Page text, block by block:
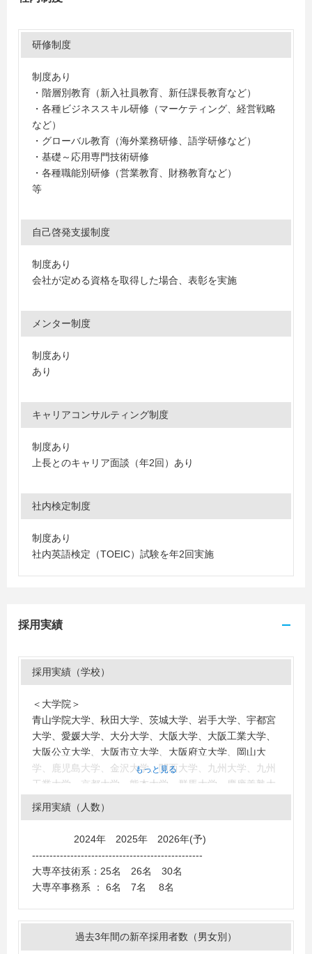
研修制度
制度あり
・階層別教育（新入社員教育、新任課長教育など）
・各種ビジネススキル研修（マーケティング、経営戦略
など）
・グローバル教育（海外業務研修、語学研修など）
・基礎～応用専門技術研修
・各種職能別研修（営業教育、財務教育など）
等
自己啓発支援制度
制度あり
会社が定める資格を取得した場合、表彰を実施
メンター制度
制度あり
あり
キャリアコンサルティング制度
制度あり
上長とのキャリア面談（年2回）あり
社内検定制度
制度あり
社内英語検定（TOEIC）試験を年2回実施
採用実績
採用実績（学校）
＜大学院＞
青山学院大学、秋田大学、茨城大学、岩手大学、宇都宮
大学、愛媛大学、大分大学、大阪大学、大阪工業大学、
大阪公立大学、大阪市立大学、大阪府立大学、岡山大
学、鹿児島大学、金沢大学、関西大学、九州大学、九州
工業大学、京都大学、熊本大学、群馬大学、慶應義塾大
学、工学院大学、高知工科大学、神戸大学、埼玉大学、
静岡大学、芝浦工業大学、上智大学、信州大学、成蹊大
央大学、筑波大学、電気通信大学、東海大学、東京大
学、東京海洋大学、東京工業大学、東京電機大学、東京
都市大学、東京都立大学、東京理科大学、同志社大学、
岡技術科学大学、長崎大学、名古屋大学、名古屋工業大
学、広島工業大学、福岡大学、法政大学、北海道大学、
もっと見る
採用実績（人数）
2024年 2025年 2026年(予)
-------------------------------------------------
大専卒技術系：25名 26名 30名
大専卒事務系 ： 6名 7名 8名
過去3年間の新卒採用者数（男女別）